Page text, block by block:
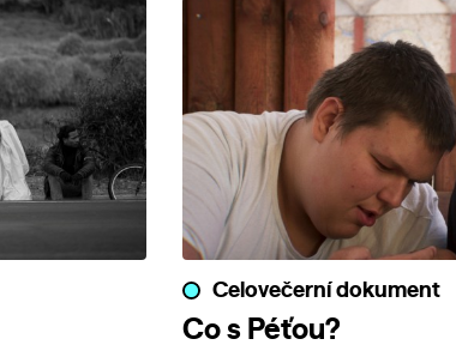
Celovečerní dokument
Co s Péťou?